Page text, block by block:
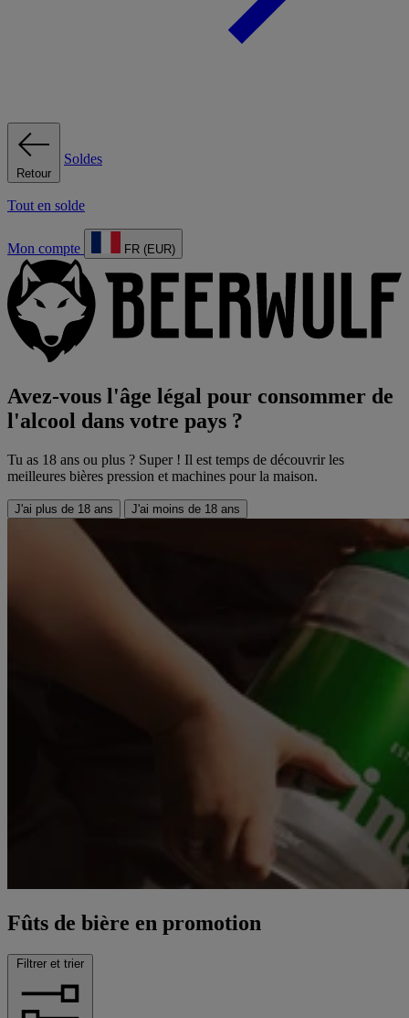
Retour
Soldes
Tout en solde
Mon compte FR (EUR)
Avez-vous l'âge légal pour consommer de
l'alcool dans votre pays ?
Tu as 18 ans ou plus ? Super ! Il est temps de découvrir les
meilleures bières pression et machines pour la maison.
J'ai plus de 18 ans J'ai moins de 18 ans
Fûts de bière en promotion
Filtrer et trier